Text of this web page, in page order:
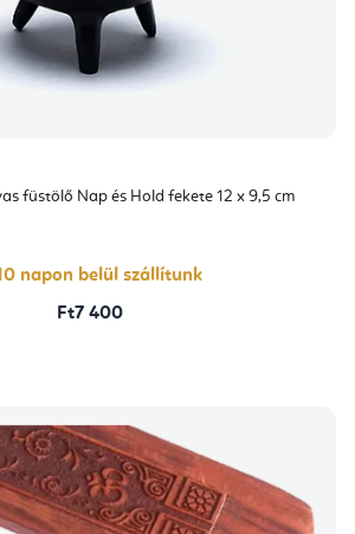
füstölő Nap és Hold fekete 12 x 9,5 cm
napon belül szállítunk
Ft7 400